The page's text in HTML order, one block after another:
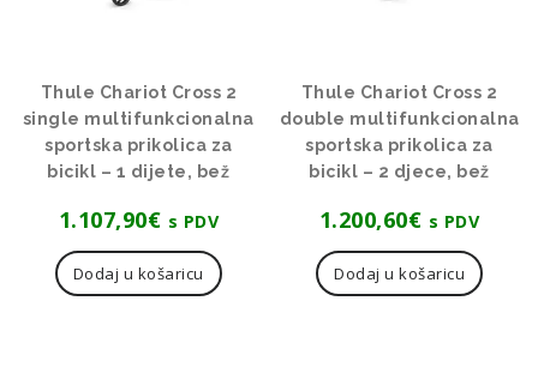
Thule Chariot Cross 2
single multifunkcionalna
sportska prikolica za
bicikl – 1 dijete, bež
1.107,90€ s PDV
Dodaj u košaricu
Thule Chariot Cross 2
double multifunkcionalna
sportska prikolica za
bicikl – 2 djece, bež
1.200,60€ s PDV
Dodaj u košaricu